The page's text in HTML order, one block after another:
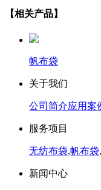
【相关产品】
帆布袋
关于我们
公司简介应用案
服务项目
无纺布袋,帆布袋,
新闻中心